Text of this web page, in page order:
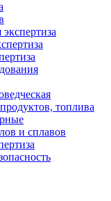
топлива
и сплавов